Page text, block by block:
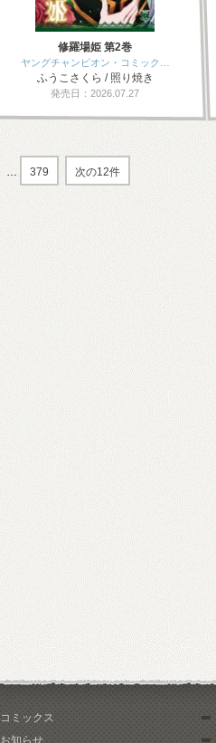
修羅場姫 第2巻
ヤングチャンピオン・コミック…
ふうこさくら / 照り焼き
発売日：2026.07.27
… 379 次の12件
コミックス
お知らせ